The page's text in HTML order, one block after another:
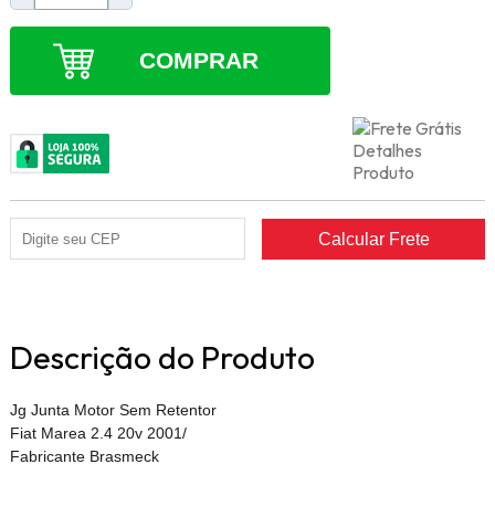
COMPRAR
Descrição do Produto
Jg Junta Motor Sem Retentor
Fiat Marea 2.4 20v 2001/
Fabricante Brasmeck